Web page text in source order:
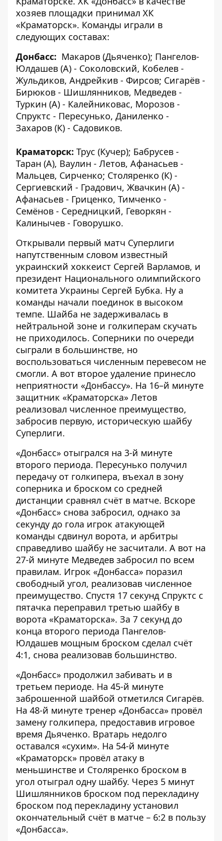
хозяев площадки принимал ХК
«Краматорск». Команды играли в
следующих составах:
Донбасс: Макаров (Дьяченко); Пангелов-
Юлдашев (А) - Соколовский, Кобелев -
Жульдиков, Андрейкив - Фирсов; Сигарёв -
Бирюков - Шишлянников, Медведев -
Туркин (А) - Калейниковас, Морозов -
Спруктс - Пересунько, Даниленко -
Захаров (К) - Садовиков.
Краматорск: Трус (Кучер); Бабрусев -
Таран (А), Ваулин - Летов, Афанасьев -
Мальцев, Сирченко; Столяренко (К) -
Сергиевский - Градович, Жвачкин (А) -
Афанасьев - Гриценко, Тимченко -
Семёнов - Середницкий, Геворкян -
Калинычев - Говорушко.
Открывали первый матч Суперлиги
напутственным словом известный
украинский хоккеист Сергей Варламов, и
президент Национального олимпийского
комитета Украины Сергей Бубка. Ну а
команды начали поединок в высоком
темпе. Шайба не задерживалась в
нейтральной зоне и голкиперам скучать
не приходилось. Соперники по очереди
сыграли в большинстве, но
воспользоваться численным перевесом не
смогли. А вот второе удаление принесло
неприятности «Донбассу». На 16–й минуте
защитник «Краматорска» Летов
реализовал численное преимущество,
забросив первую, историческую шайбу
Суперлиги.
«Донбасс» отыгрался на 3-й минуте
второго периода. Пересунько получил
передачу от голкипера, въехал в зону
соперника и броском со средней
дистанции сравнял счёт в матче. Вскоре
«Донбасс» снова забросил, однако за
секунду до гола игрок атакующей
команды сдвинул ворота, и арбитры
справедливо шайбу не засчитали. А вот на
27-й минуте Медведев забросил по всем
правилам. Игрок «Донбасса» поразил
свободный угол, реализовав численное
преимущество. Спустя 17 секунд Спруктс с
пятачка переправил третью шайбу в
ворота «Краматорска». За 7 секунд до
конца второго периода Пангелов-
Юлдашев мощным броском сделал счёт
4:1, снова реализовав большинство.
«Донбасс» продолжил забивать и в
третьем периоде. На 45-й минуте
заброшенной шайбой отметился Сигарёв.
На 48-й минуте тренер «Донбасса» провёл
замену голкипера, предоставив игровое
время Дьяченко. Вратарь недолго
оставался «сухим». На 54-й минуте
«Краматорск» провёл атаку в
меньшинстве и Столяренко броском в
угол отыграл одну шайбу. Через 5 минут
Шишлянников броском под перекладину
броском под перекладину установил
окончательный счёт в матче – 6:2 в пользу
«Донбасса».